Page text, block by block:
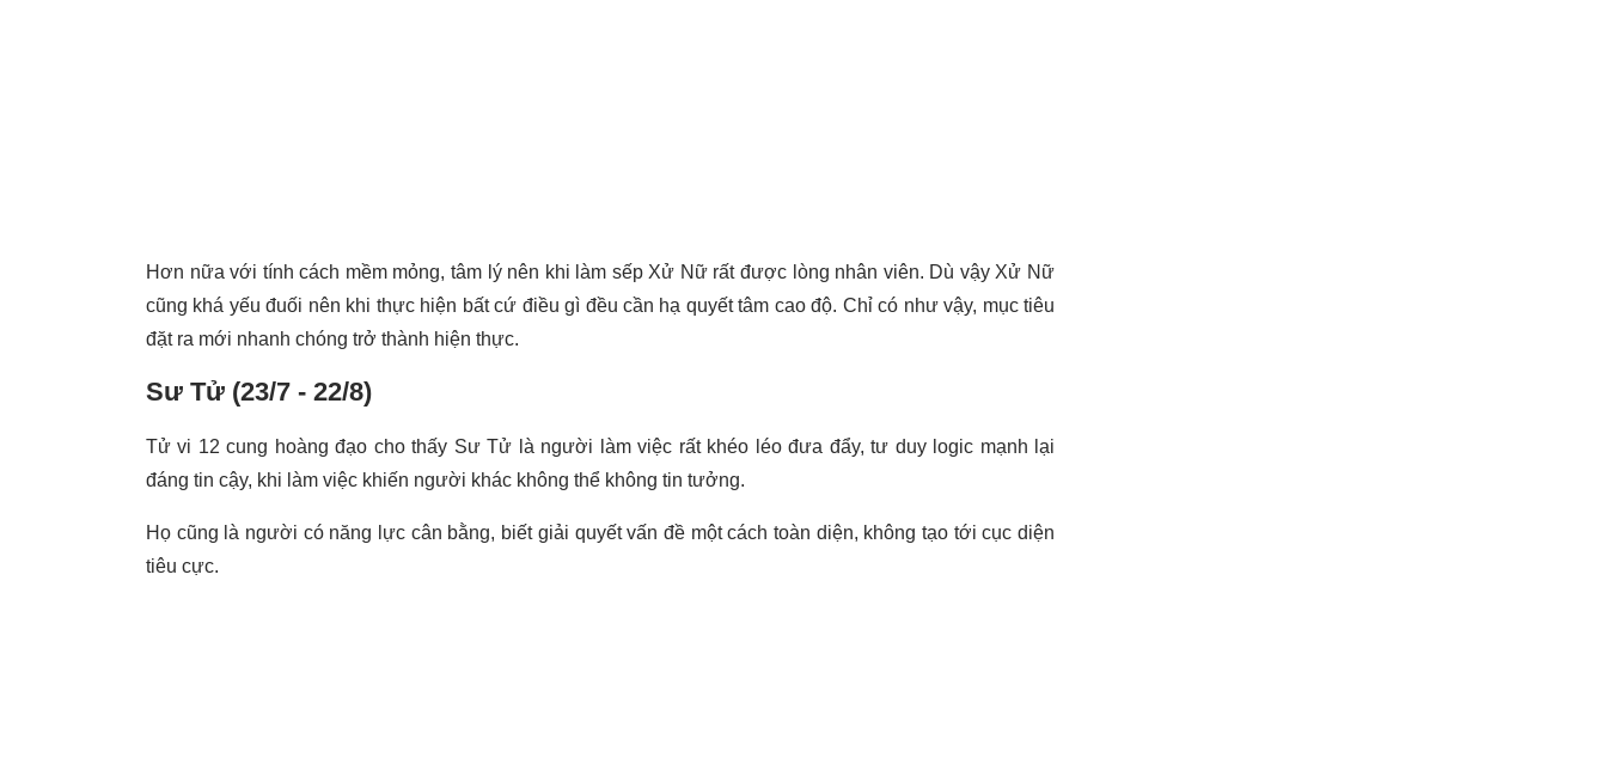
Hơn nữa với tính cách mềm mỏng, tâm lý nên khi làm sếp Xử Nữ rất được lòng nhân viên. Dù vậy Xử Nữ
cũng khá yếu đuối nên khi thực hiện bất cứ điều gì đều cần hạ quyết tâm cao độ. Chỉ có như vậy, mục tiêu
đặt ra mới nhanh chóng trở thành hiện thực.
Sư Tử (23/7 - 22/8)
Tử vi 12 cung hoàng đạo cho thấy Sư Tử là người làm việc rất khéo léo đưa đẩy, tư duy logic mạnh lại
đáng tin cậy, khi làm việc khiến người khác không thể không tin tưởng.
Họ cũng là người có năng lực cân bằng, biết giải quyết vấn đề một cách toàn diện, không tạo tới cục diện
tiêu cực.